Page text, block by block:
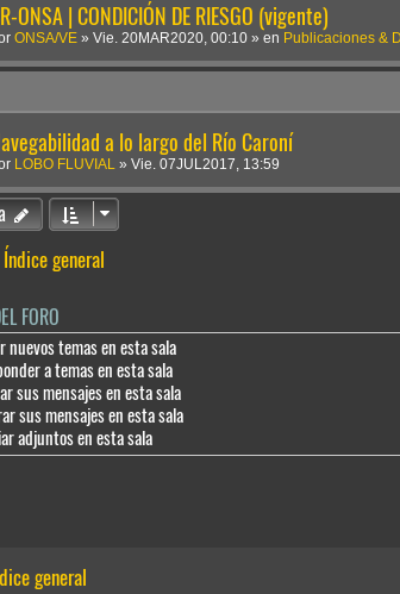
ONSA | CONDICIÓN DE RIESGO (vigente)
ONSA/VE » Vie. 20MAR2020, 00:10 » en Publicaciones &
a lo largo del Río Caroní
LOBO FLUVIAL » Vie. 07JUL2017, 13:59
general
FORO
temas en esta sala
a temas en esta sala
sus mensajes en esta sala
sus mensajes en esta sala
adjuntos en esta sala
general